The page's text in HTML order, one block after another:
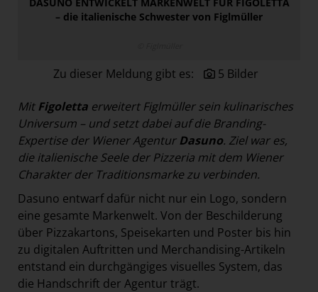
Paradies Garten
Swiss Life Select
The Companion
The Hoxton
Unibail-Rodamco-Westfield
Vöslauer
NMK
MEDIA
KONTAKT
– die italienische Schwester von Figlmüller
Zu dieser Meldung gibt es: 5 Bilder
Mit Figoletta erweitert Figlmüller sein kulinarisches
Universum – und setzt dabei auf die Branding-
Expertise der Wiener Agentur Dasuno. Ziel war es,
die italienische Seele der Pizzeria mit dem Wiener
Charakter der Traditionsmarke zu verbinden.
Dasuno entwarf dafür nicht nur ein Logo, sondern
eine gesamte Markenwelt. Von der Beschilderung
über Pizzakartons, Speisekarten und Poster bis hin
zu digitalen Auftritten und Merchandising-Artikeln
entstand ein durchgängiges visuelles System, das
die Handschrift der Agentur trägt.